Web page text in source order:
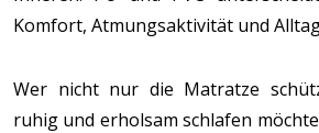
Komfort, Atmungsaktivität und
Wer nicht nur die Matratze
ruhig und erholsam schlafen